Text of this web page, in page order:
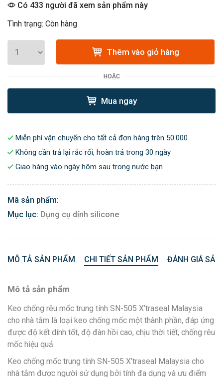
Có 433 người đã xem sản phẩm này
Tình trạng: Còn hàng
Thêm vào giỏ hàng
HOẶC
Mua ngay
Miễn phí vận chuyển cho tất cả đơn hàng trên 50.000
Không cần trả lại rắc rối, hoàn trả trong 30 ngày
Giao hàng vào ngày hôm sau trong nước bạn
Mã sản phẩm:
Mục lục: Dụng cụ dính silicone
MÔ TẢ SẢN PHẨM CHI TIẾT SẢN PHẨM ĐÁNH GIÁ
Mô tả sản phẩm
Keo chống rêu mốc trung tính SN-505 X’traseal Malaysia
cho nhà tắm là loại keo chống mốc một thành phần, đáp ứng
được độ kết dính tốt, độ đàn hồi cao, chịu thời tiết, chống rêu
mốc hiệu quả.
Keo chống mốc trung tính SN-505 X’traseal Malaysia cho
nhà tắm được người sử dụng bởi tính đa dụng và ưu điểm